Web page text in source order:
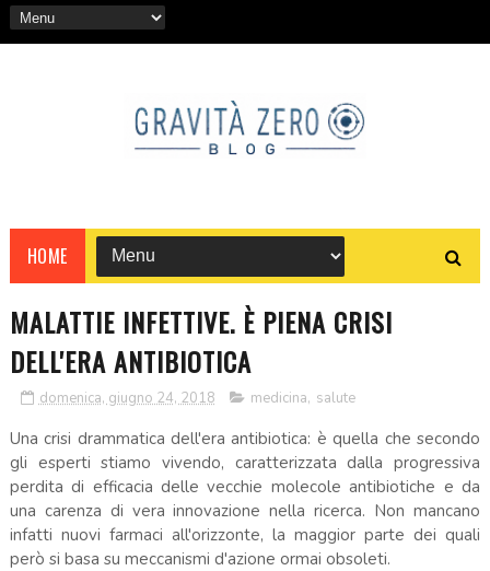
HOME
MALATTIE INFETTIVE. È PIENA CRISI
DELL'ERA ANTIBIOTICA
domenica, giugno 24, 2018 medicina, salute
Una crisi drammatica dell'era antibiotica: è quella che secondo
gli esperti stiamo vivendo, caratterizzata dalla progressiva
perdita di efficacia delle vecchie molecole antibiotiche e da
una carenza di vera innovazione nella ricerca. Non mancano
infatti nuovi farmaci all'orizzonte, la maggior parte dei quali
però si basa su meccanismi d'azione ormai obsoleti.